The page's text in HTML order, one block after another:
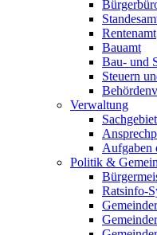
Rentenamt
Bauamt
Bau- und
Steuern
Verwaltung
Aufgaben
Politik &
Ratsinfo-